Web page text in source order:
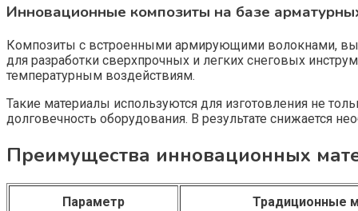
Инновационные композиты на базе
Композиты с встроенными армирующими волокнами,
для разработки сверхпрочных и легких снеговых
температурным воздействиям.
Такие материалы используются для изготовления не
долговечность оборудования. В результате снижается
Преимущества инновационных
Параметр Традиционные